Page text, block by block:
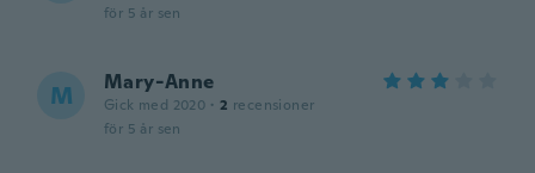
för 5 år sen
M Mary-Anne
Gick med 2020 · 2 recensioner
för 5 år sen